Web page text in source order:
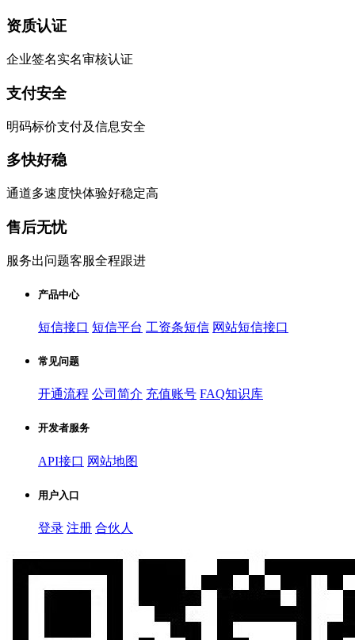
资质认证
企业签名实名审核认证
支付安全
明码标价支付及信息安全
多快好稳
通道多速度快体验好稳定高
售后无忧
服务出问题客服全程跟进
产品中心
短信接口 短信平台 工资条短信 网站短信接口
常见问题
开通流程 公司简介 充值账号 FAQ知识库
开发者服务
API接口 网站地图
用户入口
登录 注册 合伙人